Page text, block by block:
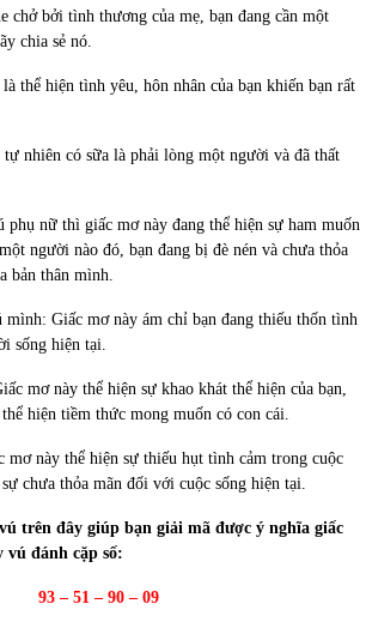
chở bởi tình thương của mẹ, bạn đang cần một
chia sẻ nó.
thể hiện tình yêu, hôn nhân của bạn khiến bạn rất
nhiên có sữa là phải lòng một người và đã thất
phụ nữ thì giấc mơ này đang thể hiện sự ham muốn
người nào đó, bạn đang bị đè nén và chưa thỏa
bản thân mình.
Giấc mơ này ám chỉ bạn đang thiếu thốn tình
sống hiện tại.
mơ này thể hiện sự khao khát thể hiện của bạn,
hiện tiềm thức mong muốn có con cái.
này thể hiện sự thiếu hụt tình cảm trong cuộc
chưa thỏa mãn đối với cuộc sống hiện tại.
trên đây giúp bạn giải mã được ý nghĩa giấc
đánh cặp số:
93 – 51 – 90 – 09